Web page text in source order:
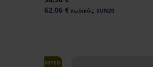
62,06 € κωδικός: SUN20
LIMITED